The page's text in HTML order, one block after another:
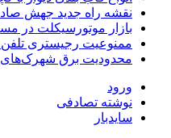
نقشه راه جدید جهش
بازار موتورسیکلت در
ممنوعیت رجیستری تلفن
محدودیت برق شهرک‌های
ورود
نوشته تصادفی
سایدبار